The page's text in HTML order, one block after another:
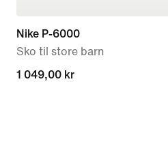
Nike P-6000
Sko til store barn
1 049,00 kr
1 049,00 kr